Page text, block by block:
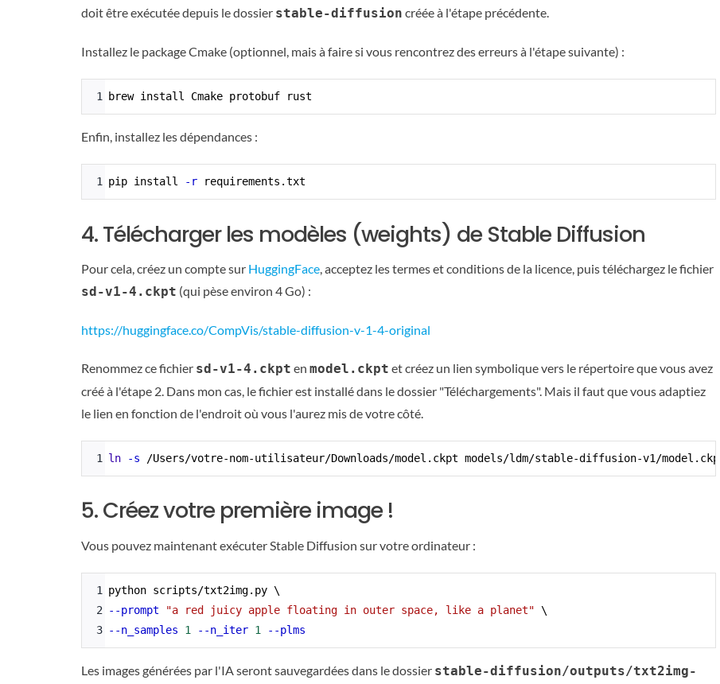
doit être exécutée depuis le dossier stable-diffusion créée à l'étape précédente.
Installez le package Cmake (optionnel, mais à faire si vous rencontrez des erreurs à l'étape suivante) :
Syntax
1 brew install Cmake protobuf rust
Enfin, installez les dépendances :
1 pip install -r requirements.txt
4. Télécharger les modèles (weights) de Stable Diffusion
Pour cela, créez un compte sur HuggingFace, acceptez les termes et conditions de la licence, puis téléchargez le fichier
sd-v1-4.ckpt (qui pèse environ 4 Go) :
https://huggingface.co/CompVis/stable-diffusion-v-1-4-original
Renommez ce fichier sd-v1-4.ckpt en model.ckpt et créez un lien symbolique vers le répertoire que vous avez
créé à l'étape 2. Dans mon cas, le fichier est installé dans le dossier "Téléchargements". Mais il faut que vous adaptiez
le lien en fonction de l'endroit où vous l'aurez mis de votre côté.
Syntax
1 ln -s /Users/votre-nom-utilisateur/Downloads/model.ckpt models/ldm/stable-diffusion-v1/model.ckpt
5. Créez votre première image !
Vous pouvez maintenant exécuter Stable Diffusion sur votre ordinateur :
1
python scripts/txt2img.py \
2
--prompt "a red juicy apple floating in outer space, like a planet" \
3 --n_samples 1 --n_iter 1 --plms
Les images générées par l'IA seront sauvegardées dans le dossier stable-diffusion/outputs/txt2img-